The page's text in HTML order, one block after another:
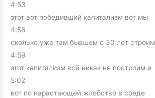
4:53
этот вот победивший капитализм вот мы
4:56
сколько уже там бывшем с 30 лет строим
4:59
этот капитализм всё никак не построим и
5:02
вот по нарастающей жлобство в среде